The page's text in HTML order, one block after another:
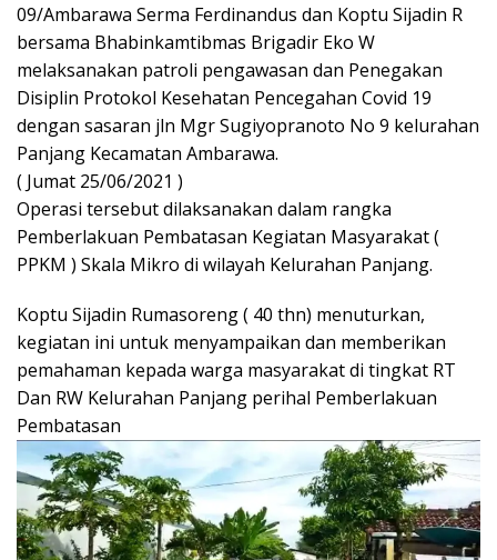
09/Ambarawa Serma Ferdinandus dan Koptu Sijadin R
bersama Bhabinkamtibmas Brigadir Eko W
melaksanakan patroli pengawasan dan Penegakan
Disiplin Protokol Kesehatan Pencegahan Covid 19
dengan sasaran jln Mgr Sugiyopranoto No 9 kelurahan
Panjang Kecamatan Ambarawa.
( Jumat 25/06/2021 )
Operasi tersebut dilaksanakan dalam rangka
Pemberlakuan Pembatasan Kegiatan Masyarakat (
PPKM ) Skala Mikro di wilayah Kelurahan Panjang.
Koptu Sijadin Rumasoreng ( 40 thn) menuturkan,
kegiatan ini untuk menyampaikan dan memberikan
pemahaman kepada warga masyarakat di tingkat RT
Dan RW Kelurahan Panjang perihal Pemberlakuan
Pembatasan